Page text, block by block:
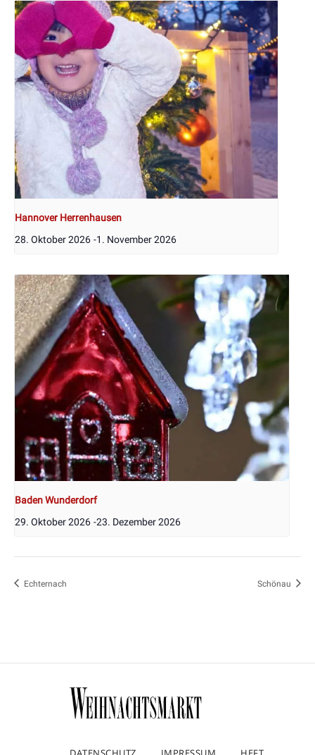
Hannover Herrenhausen
28. Oktober 2026 -1. November 2026
Baden Wunderdorf
29. Oktober 2026 -23. Dezember 2026
Echternach Schönau